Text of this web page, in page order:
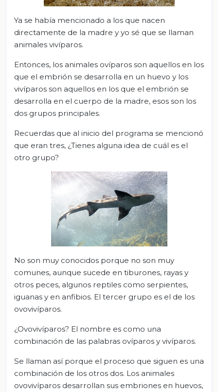
Ya se había mencionado a los que nacen
directamente de la madre y yo sé que se llaman
animales vivíparos.
Entonces, los animales ovíparos son aquellos en los
que el embrión se desarrolla en un huevo y los
vivíparos son aquellos en los que el embrión se
desarrolla en el cuerpo de la madre, esos son los
dos grupos principales.
Recuerdas que al inicio del programa se mencionó
que eran tres, ¿Tienes alguna idea de cuál es el
otro grupo?
No son muy conocidos porque no son muy
comunes, aunque sucede en tiburones, rayas y
otros peces, algunos reptiles como serpientes,
iguanas y en anfibios. El tercer grupo es el de los
ovovivíparos.
¿Ovovivíparos? El nombre es como una
combinación de las palabras ovíparos y vivíparos.
Se llaman así porque el proceso que siguen es una
combinación de los otros dos. Los animales
ovovivíparos desarrollan sus embriones en huevos,